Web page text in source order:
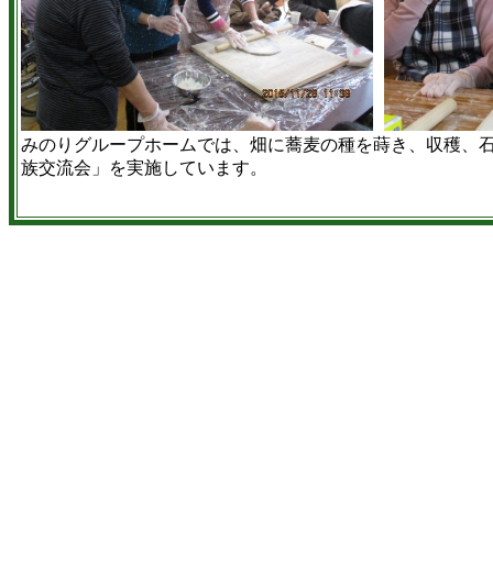
みのりグループホームでは、畑に蕎麦の種を蒔き、収穫、
族交流会」を実施しています。